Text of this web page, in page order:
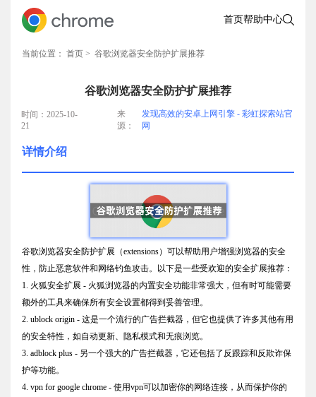
首页帮助中心
当前位置： 首页 > 谷歌浏览器安全防护扩展推荐
谷歌浏览器安全防护扩展推荐
时间：2025-10-
21
来
源：
发现高效的安卓上网引擎 - 彩虹探索站官
网
详情介绍
谷歌浏览器安全防护扩展（extensions）可以帮助用户增强浏览器的安全
性，防止恶意软件和网络钓鱼攻击。以下是一些受欢迎的安全扩展推荐：
1. 火狐安全扩展 - 火狐浏览器的内置安全功能非常强大，但有时可能需要
额外的工具来确保所有安全设置都得到妥善管理。
2. ublock origin - 这是一个流行的广告拦截器，但它也提供了许多其他有用
的安全特性，如自动更新、隐私模式和无痕浏览。
3. adblock plus - 另一个强大的广告拦截器，它还包括了反跟踪和反欺诈保
护等功能。
4. vpn for google chrome - 使用vpn可以加密你的网络连接，从而保护你的